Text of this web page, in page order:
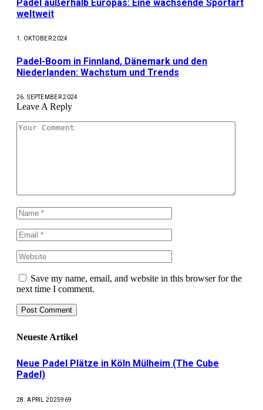
Padel außerhalb Europas: Eine wachsende Sportart
weltweit
1. OKTOBER 2024
Padel-Boom in Finnland, Dänemark und den
Niederlanden: Wachstum und Trends
26. SEPTEMBER 2024
Leave A Reply
Save my name, email, and website in this browser for the
next time I comment.
Neueste Artikel
Neue Padel Plätze in Köln Mülheim (The Cube
Padel)
28. APRIL 2025969